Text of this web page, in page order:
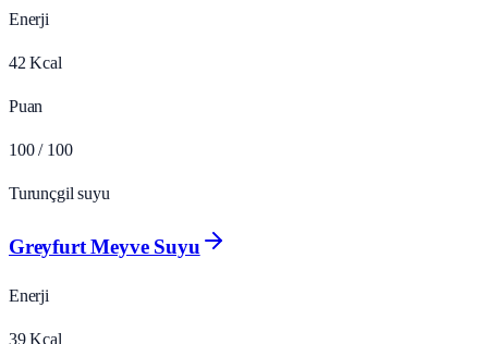
Enerji
42 Kcal
Puan
100 / 100
Turunçgil suyu
Greyfurt Meyve Suyu
Enerji
39 Kcal